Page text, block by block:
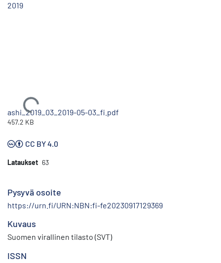
2019
Ladataan...
ashi_2019_03_2019-05-03_fi.pdf
457.2 KB
CC BY 4.0
Lataukset 63
Pysyvä osoite
https://urn.fi/URN:NBN:fi-fe20230917129369
Kuvaus
Suomen virallinen tilasto (SVT)
ISSN